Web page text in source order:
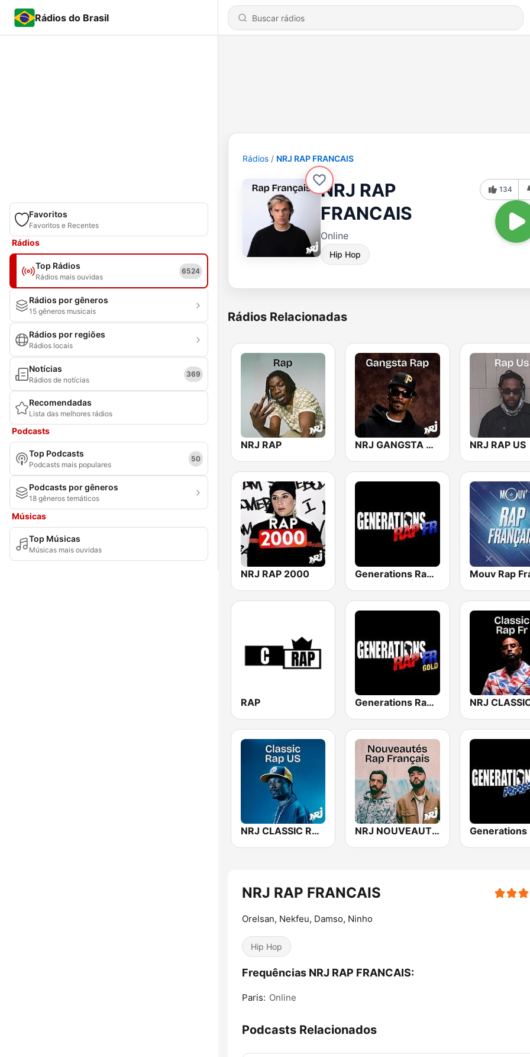
Rádios do Brasil
Favoritos
Favoritos e Recentes
Rádios
Top Rádios
Rádios mais ouvidas
6524
Rádios por gêneros
15 gêneros musicais
Rádios por regiões
Rádios locais
Notícias
Rádios de notícias
369
Recomendadas
Lista das melhores rádios
Podcasts
Top Podcasts
Podcasts mais populares
50
Podcasts por gêneros
18 gêneros temáticos
Músicas
Top Músicas
Músicas mais ouvidas
Rádios NRJ RAP FRANCAIS
NRJ RAP
FRANCAIS
Online
Hip Hop
134
Rádios Relacionadas
NRJ RAP NRJ GANGSTA RAP NRJ RAP US
NRJ RAP 2000 Generations Rap FR
RAP Generations Rap FR Gold
NRJ CLASSIC RAP US NRJ NOUVEAUTES RAP FRANCAIS
NRJ RAP FRANCAIS
Orelsan, Nekfeu, Damso, Ninho
Hip Hop
Frequências NRJ RAP FRANCAIS:
Paris: Online
Podcasts Relacionados